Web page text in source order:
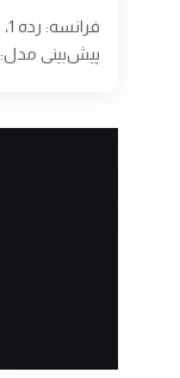
پیش‌بینی مدل:…